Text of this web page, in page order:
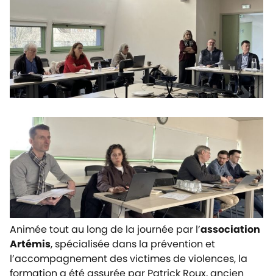
Animée tout au long de la journée par l’association
Artémis, spécialisée dans la prévention et
l’accompagnement des victimes de violences, la